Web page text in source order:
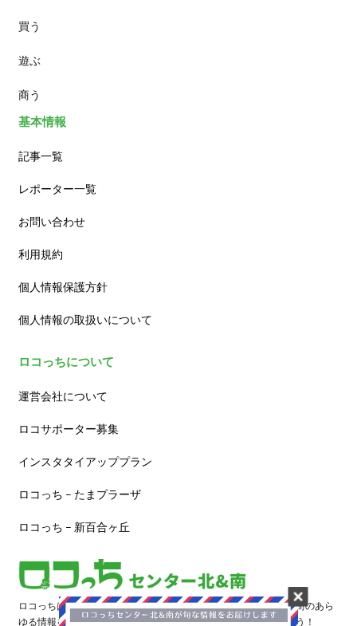
ランチ
カフェ
買う
遊ぶ
商う
基本情報
記事一覧
レポーター一覧
お問い合わせ
利用規約
個人情報保護方針
個人情報の取扱いについて
ロコっちについて
運営会社について
ロコサポーター募集
インスタタイアッププラン
ロコっち – たまプラーザ
ロコっち – 新百合ヶ丘
ロコっちは、あなたのジモト体験を豊かにする情報サイトです。街のあら
ゆる情報を収集し、日々更新しています。早速情報を探してみよう！